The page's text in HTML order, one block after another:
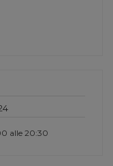
alle 20:30